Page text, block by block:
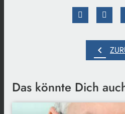
chevron_left
Das könnte Dich